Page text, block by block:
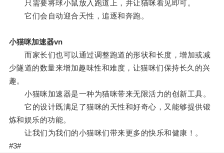
只需要将球小鼠放入跑道上，并让猫咪看见即可。
它们会自动迎合天性，追逐和奔跑。
小猫咪加速器vn
而家长们也可以通过调整跑道的形状和长度，增加或减
少隧道的数量来增加趣味性和难度，让猫咪们保持长久的兴
趣。
小猫咪加速器是一种为猫咪带来无限活力的创新工具。
它的设计既满足了猫咪的天性和好奇心，又能够提供锻
炼和娱乐的功能。
让我们为我们的小猫咪们带来更多的快乐和健康！。
#3#